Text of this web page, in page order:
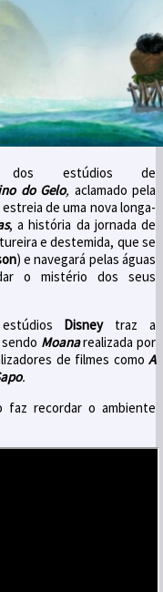
dos estúdios de
do Gelo, aclamado pela
de uma nova longa-
, a história da jornada de
e destemida, que se
) e navegará pelas águas
o mistério dos seus
Disneytraz a
Moanarealizada por
de filmes como A
.
faz recordar o ambiente